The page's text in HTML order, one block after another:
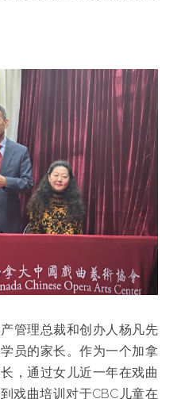
管理总裁和创办人杨凡先
员的家长。作为一个加拿
，通过女儿近一年在戏曲
戏曲培训对于CBC儿童在